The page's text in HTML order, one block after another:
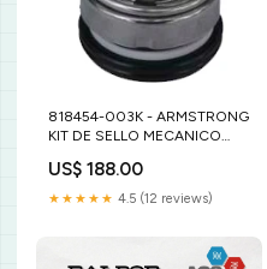
818454-003K - ARMSTRONG
KIT DE SELLO MECANICO
US$ 188.00
★★★★★ 4.5 (12 reviews)